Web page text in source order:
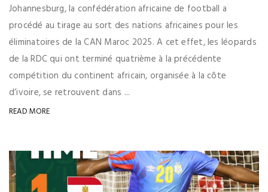
Johannesburg, la confédération africaine de football a
procédé au tirage au sort des nations africaines pour les
éliminatoires de la CAN Maroc 2025. A cet effet, les léopards
de la RDC qui ont terminé quatrième à la précédente
compétition du continent africain, organisée à la côte
d’ivoire, se retrouvent dans ...
READ MORE